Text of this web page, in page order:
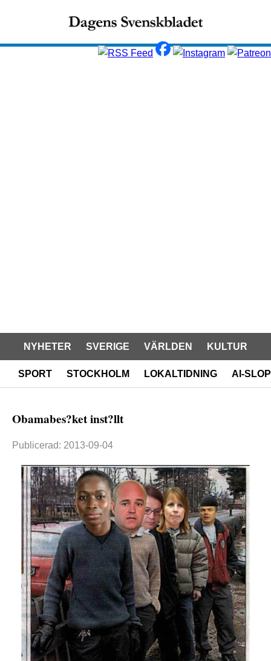
NYHETER SVERIGE VÄRLDEN KULTUR
SPORT STOCKHOLM LOKALTIDNING AI-SLOP
Obamabes?ket inst?llt
Publicerad: 2013-09-04